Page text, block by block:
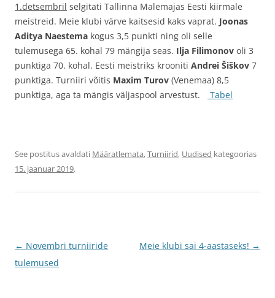
1.detsembril selgitati Tallinna Malemajas Eesti kiirmale
meistreid. Meie klubi värve kaitsesid kaks vaprat. Joonas
Aditya Naestema kogus 3,5 punkti ning oli selle
tulemusega 65. kohal 79 mängija seas. Ilja Filimonov oli 3
punktiga 70. kohal. Eesti meistriks krooniti Andrei Šiškov 7
punktiga. Turniiri võitis Maxim Turov (Venemaa) 8,5
punktiga, aga ta mängis väljaspool arvestust.
Tabel
See postitus avaldati Määratlemata,Turniirid, Uudised kategoorias
15. jaanuar 2019.
Postituste
töölaud
← Novembri turniiride
tulemused
Meie klubi sai 4-aastaseks! →